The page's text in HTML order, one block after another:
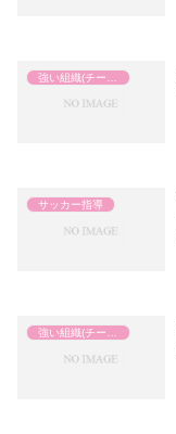
サッカー指導